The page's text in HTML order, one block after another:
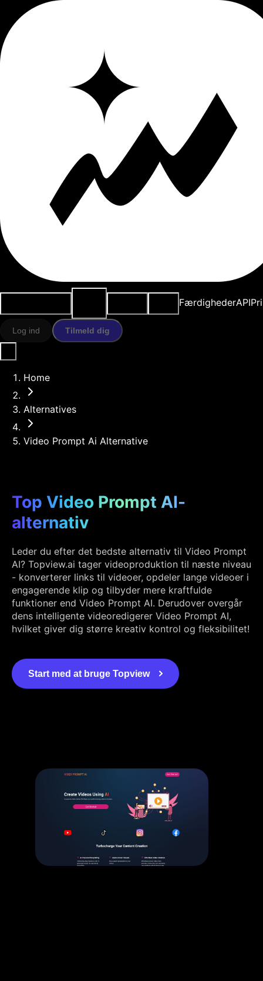
FærdighederAPI
Log ind Tilmeld dig
Home
Alternatives
Video Prompt Ai Alternative
Top Video Prompt AI-
alternativ
Leder du efter det bedste alternativ til Video Prompt
AI? Topview.ai tager videoproduktion til næste niveau
- konverterer links til videoer, opdeler lange videoer i
engagerende klip og tilbyder mere kraftfulde
funktioner end Video Prompt AI. Derudover overgår
dens intelligente videoredigerer Video Prompt AI,
hvilket giver dig større kreativ kontrol og fleksibilitet!
Start med at bruge Topview